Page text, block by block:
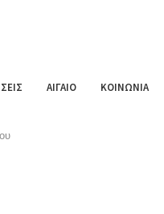
ΑΙΓΑΙΟ ΚΟΙΝΩΝΙΑ